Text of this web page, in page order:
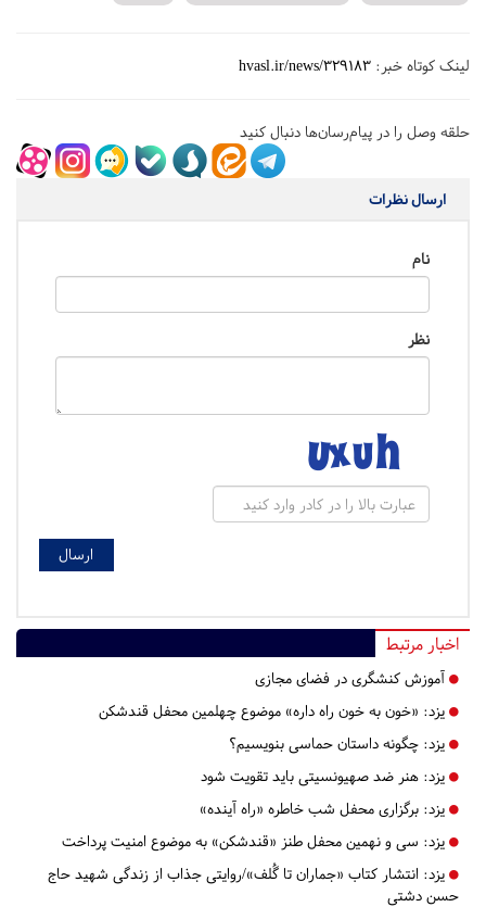
لینک کوتاه خبر: hvasl.ir/news/329183
حلقه وصل را در پیام‌رسان‌ها دنبال کنید
ارسال نظرات
نام
نظر
اخبار مرتبط
آموزش کنشگری در فضای مجازی
یزد: «خون به خون راه داره» موضوع چهلمین محفل قندشکن
یزد: چگونه داستان حماسی بنویسیم؟
یزد: هنر ضد صهیونسیتی باید تقویت شود
یزد: برگزاری محفل شب خاطره «راه آینده»
یزد: سی و نهمین محفل طنز «قندشکن» به موضوع امنیت پرداخت
یزد: انتشار کتاب «جماران تا گُلف»/روایتی جذاب از زندگی شهید حاج
حسن دشتی